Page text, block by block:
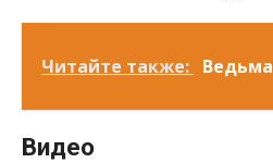
Читайте также: Ведьма
Видео